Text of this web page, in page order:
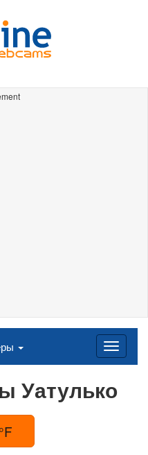
Уатулько